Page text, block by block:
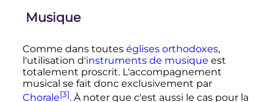
Musique
Comme dans toutes églises orthodoxes,
l'utilisation d'instruments de musique est
totalement proscrit. L'accompagnement
musical se fait donc exclusivement par
Chorale[3]. À noter que c'est aussi le cas pour la